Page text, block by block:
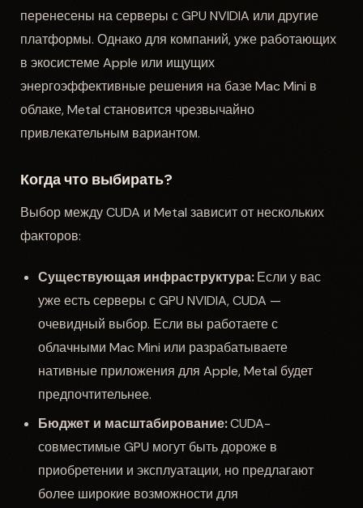
перенесены на серверы с GPU NVIDIA или другие
платформы. Однако для компаний, уже работающих
в экосистеме Apple или ищущих
энергоэффективные решения на базе Mac Mini в
облаке, Metal становится чрезвычайно
привлекательным вариантом.
Когда что выбирать?
Выбор между CUDA и Metal зависит от нескольких
факторов:
Существующая инфраструктура:Если у вас
уже есть серверы с GPU NVIDIA, CUDA —
очевидный выбор. Если вы работаете с
облачными Mac Mini или разрабатываете
нативные приложения для Apple, Metal будет
предпочтительнее.
Бюджет и масштабирование:CUDA-
совместимые GPU могут быть дороже в
приобретении и эксплуатации, но предлагают
более широкие возможности для